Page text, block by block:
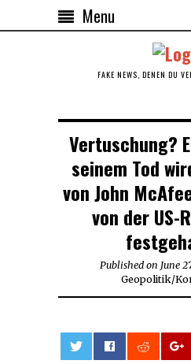
Menu
FAKE NEWS, DENEN DU
Vertuschung?
seinem Tod
von John
von der US-
Published on June
Geopolitik/